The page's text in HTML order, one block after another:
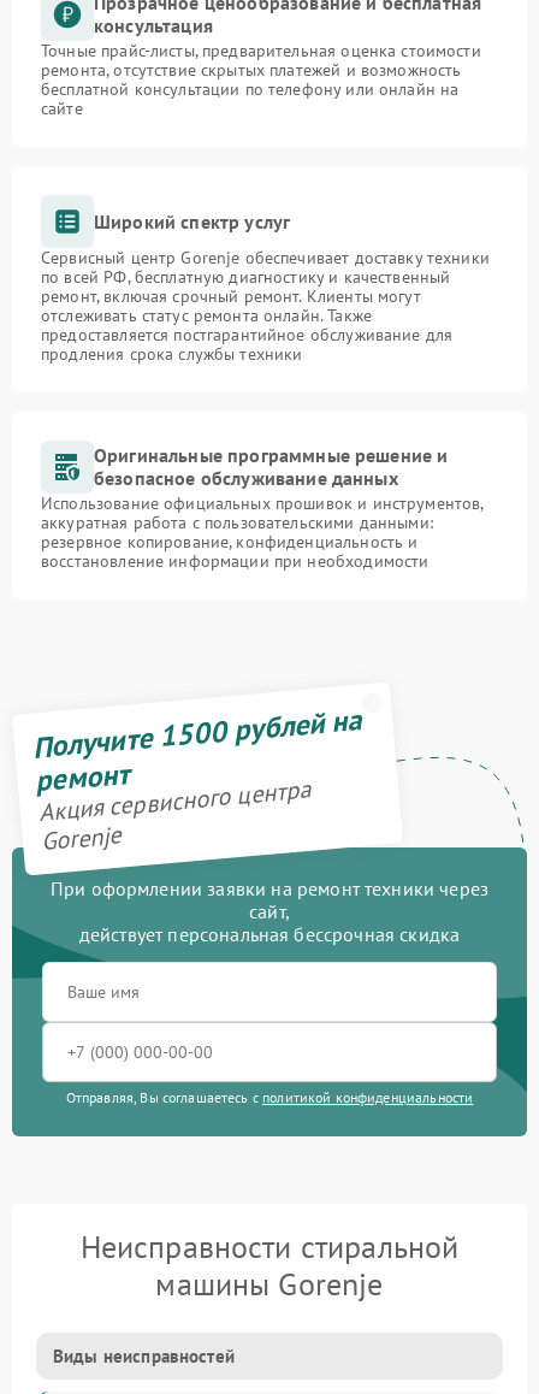
консультация
Точные прайс-листы, предварительная оценка стоимости
ремонта, отсутствие скрытых платежей и возможность
бесплатной консультации по телефону или онлайн на
сайте
Широкий спектр услуг
Сервисный центр Gorenje обеспечивает доставку техники
по всей РФ, бесплатную диагностику и качественный
ремонт, включая срочный ремонт. Клиенты могут
отслеживать статус ремонта онлайн. Также
предоставляется постгарантийное обслуживание для
продления срока службы техники
Оригинальные программные решение и
безопасное обслуживание данных
Использование официальных прошивок и инструментов,
аккуратная работа с пользовательскими данными:
резервное копирование, конфиденциальность и
восстановление информации при необходимости
Получите 1500 рублей на
ремонт
Акция сервисного центра
Gorenje
При оформлении заявки на ремонт техники через
сайт,
действует персональная бессрочная скидка
Отправляя, Вы соглашаетесь с политикой конфиденциальности
Неисправности стиральной
машины Gorenje
Виды неисправностей